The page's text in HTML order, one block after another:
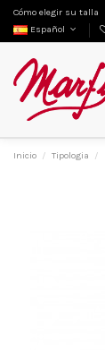
Cómo elegir su talla
Español
Inicio Tipologia